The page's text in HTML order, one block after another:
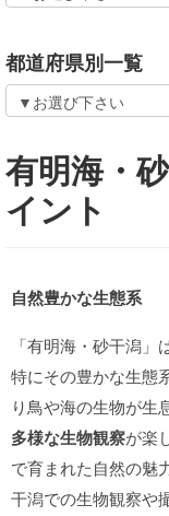
都道府県別一覧
有明海・
イント
自然豊かな生態系
「有明海・砂干潟」
特にその豊かな生態
り鳥や海の生物が生
多様な生物観察が楽
で育まれた自然の魅
干潟での生物観察や